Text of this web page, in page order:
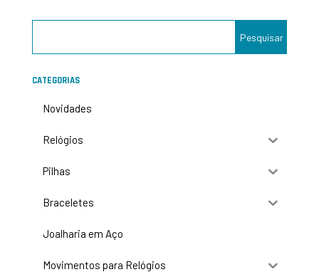
CATEGORIAS
Novidades
Relógios
Pilhas
Braceletes
Joalharia em Aço
Movimentos para Relógios